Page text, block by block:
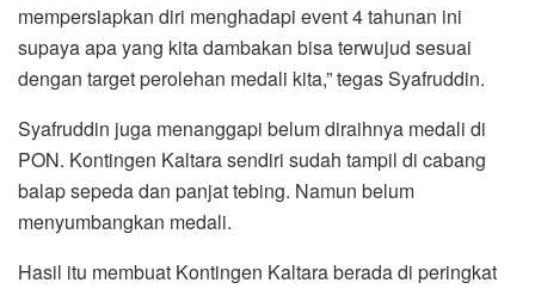
mempersiapkan diri menghadapi event 4 tahunan ini
supaya apa yang kita dambakan bisa terwujud sesuai
dengan target perolehan medali kita,” tegas Syafruddin.
Syafruddin juga menanggapi belum diraihnya medali di
PON. Kontingen Kaltara sendiri sudah tampil di cabang
balap sepeda dan panjat tebing. Namun belum
menyumbangkan medali.
Hasil itu membuat Kontingen Kaltara berada di peringkat